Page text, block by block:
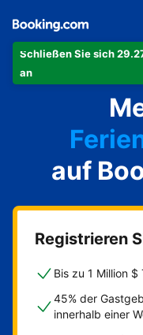
Schließen Sie sich
an
Ihre
Ihr
auf
Registrieren
Bis zu 1 Million
45% der
innerhalb einer